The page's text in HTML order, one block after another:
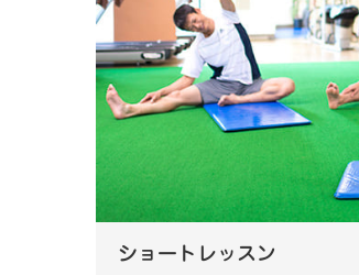
ショートレッスン